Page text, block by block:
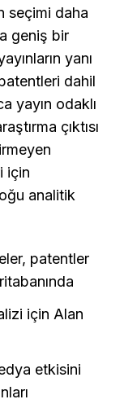
seçimi daha
geniş bir
yanı
dahil
yayın odaklı
çıktısı
için
analitik
patentler
için Alan
etkisini